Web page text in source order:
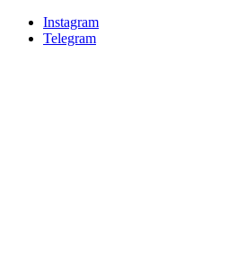
Instagram
Telegram